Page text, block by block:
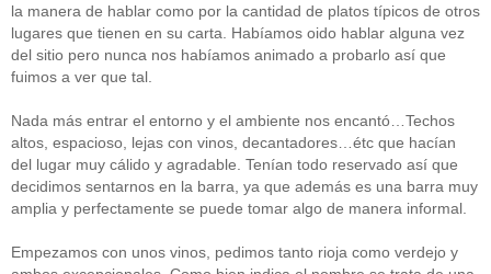
la manera de hablar como por la cantidad de platos típicos de otros
lugares que tienen en su carta. Habíamos oido hablar alguna vez
del sitio pero nunca nos habíamos animado a probarlo así que
fuimos a ver que tal.
Nada más entrar el entorno y el ambiente nos encantó…Techos
altos, espacioso, lejas con vinos, decantadores…étc que hacían
del lugar muy cálido y agradable. Tenían todo reservado así que
decidimos sentarnos en la barra, ya que además es una barra muy
amplia y perfectamente se puede tomar algo de manera informal.
Empezamos con unos vinos, pedimos tanto rioja como verdejo y